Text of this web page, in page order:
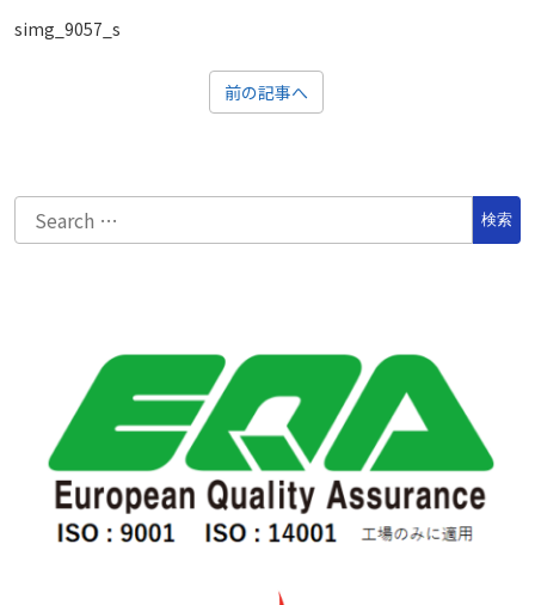
simg_9057_s
前の記事へ